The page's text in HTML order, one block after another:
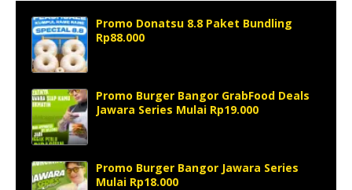
Promo Donatsu 8.8 Paket Bundling
Rp88.000
Promo Burger Bangor GrabFood Deals
Jawara Series Mulai Rp19.000
Promo Burger Bangor Jawara Series
Mulai Rp18.000